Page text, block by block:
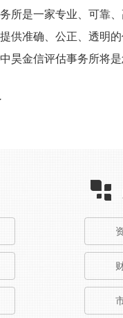
所是一家专业、可靠
供准确、公正、透明
昊金信评估事务所将是